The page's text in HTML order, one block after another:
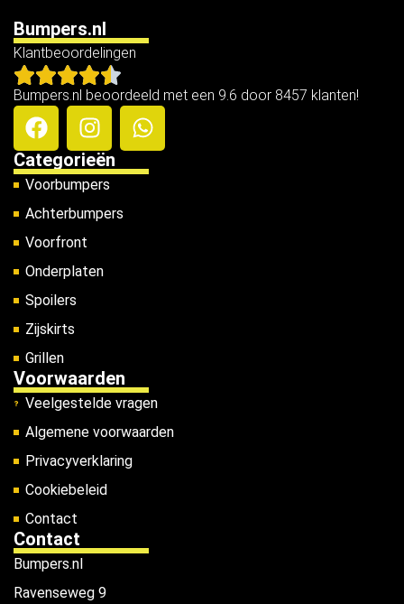
Bumpers.nl
Klantbeoordelingen
Bumpers.nl beoordeeld met een 9.6 door 8457 klanten!
Categorieën
Voorbumpers
Achterbumpers
Voorfront
Onderplaten
Spoilers
Zijskirts
Grillen
Voorwaarden
Veelgestelde vragen
Algemene voorwaarden
Privacyverklaring
Cookiebeleid
Contact
Contact
Bumpers.nl
Ravenseweg 9